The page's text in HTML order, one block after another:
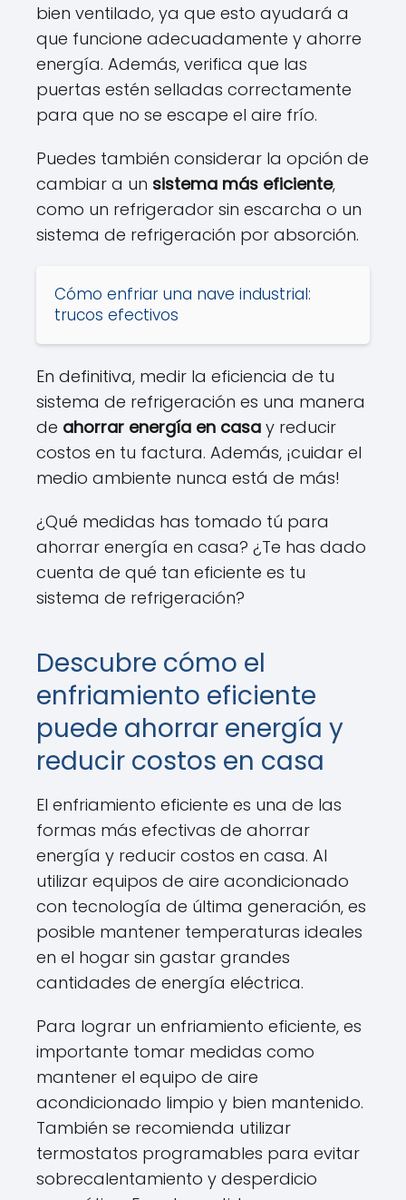
bien ventilado, ya que esto ayudará a
que funcione adecuadamente y ahorre
energía. Además, verifica que las
puertas estén selladas correctamente
para que no se escape el aire frío.
Puedes también considerar la opción de
cambiar a un sistema más eficiente,
como un refrigerador sin escarcha o un
sistema de refrigeración por absorción.
Cómo enfriar una nave industrial:
trucos efectivos
En definitiva, medir la eficiencia de tu
sistema de refrigeración es una manera
de ahorrar energía en casa y reducir
costos en tu factura. Además, ¡cuidar el
medio ambiente nunca está de más!
¿Qué medidas has tomado tú para
ahorrar energía en casa? ¿Te has dado
cuenta de qué tan eficiente es tu
sistema de refrigeración?
Descubre cómo el
enfriamiento eficiente
puede ahorrar energía y
reducir costos en casa
El enfriamiento eficiente es una de las
formas más efectivas de ahorrar
energía y reducir costos en casa. Al
utilizar equipos de aire acondicionado
con tecnología de última generación, es
posible mantener temperaturas ideales
en el hogar sin gastar grandes
cantidades de energía eléctrica.
Para lograr un enfriamiento eficiente, es
importante tomar medidas como
mantener el equipo de aire
acondicionado limpio y bien mantenido.
También se recomienda utilizar
termostatos programables para evitar
sobrecalentamiento y desperdicio